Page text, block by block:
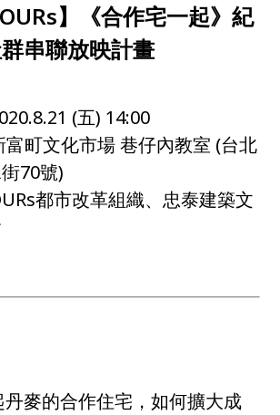
】《合作宅一起》紀
串聯放映計畫
(五) 14:00
町文化市場 巷仔內教室 (台北
70號)
都市改革組織、忠泰建築文
麥的合作住宅，如何擴大成